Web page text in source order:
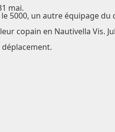
mai.
5000, un autre équipage du
copain en Nautivella Vis.